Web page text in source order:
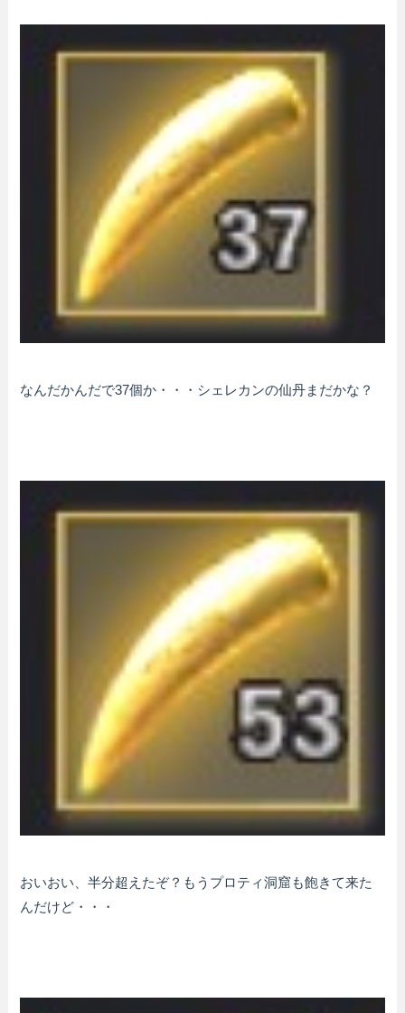
なんだかんだで37個か・・・シェレカンの仙丹まだかな？
おいおい、半分超えたぞ？もうプロティ洞窟も飽きて来た
んだけど・・・